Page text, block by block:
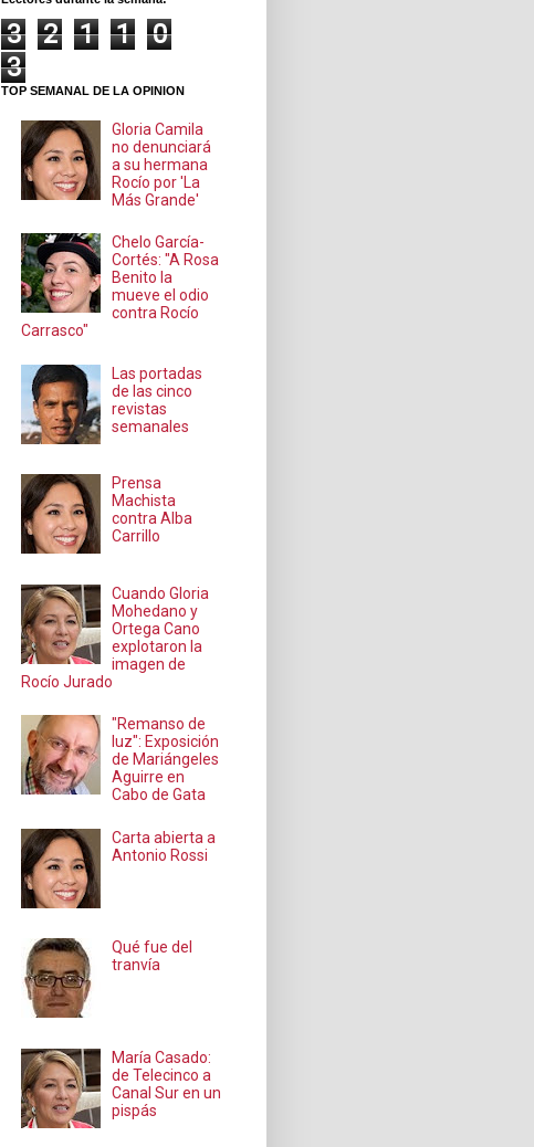
3 2 1 1
0
3
TOP SEMANAL DE LA OPINION
Gloria Camila
no denunciará
a su hermana
Rocío por 'La
Más Grande'
Chelo García-
Cortés: "A Rosa
Benito la
mueve el odio
contra Rocío
Carrasco"
Las portadas
de las cinco
revistas
semanales
Prensa
Machista
contra Alba
Carrillo
Cuando Gloria
Mohedano y
Ortega Cano
explotaron la
imagen de
Rocío Jurado
"Remanso de
luz": Exposición
de Mariángeles
Aguirre en
Cabo de Gata
Carta abierta a
Antonio Rossi
Qué fue del
tranvía
María Casado:
de Telecinco a
Canal Sur en un
pispás